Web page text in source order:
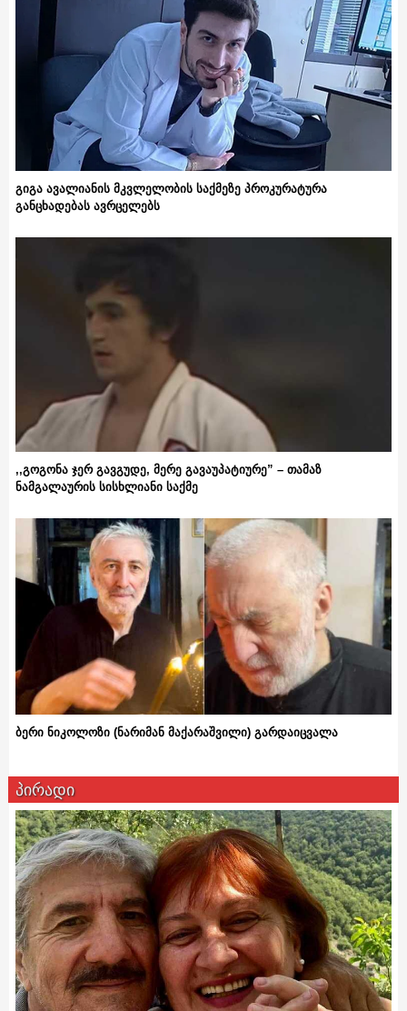
გიგა ავალიანის მკვლელობის საქმეზე პროკურატურა
განცხადებას ავრცელებს
,,გოგონა ჯერ გავგუდე, მერე გავაუპატიურე” – თამაზ
ნამგალაურის სისხლიანი საქმე
ბერი ნიკოლოზი (ნარიმან მაქარაშვილი) გარდაიცვალა
პირადი